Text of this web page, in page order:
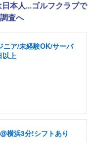
本人...ゴルフクラブで
査へ
ニア/未経験OK/サーバ
以上
横浜3分!シフトあり